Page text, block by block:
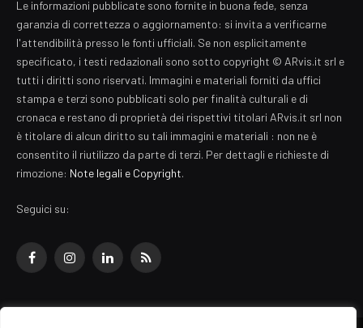
Le informazioni pubblicate sono fornite in buona fede, senza
garanzia di correttezza o aggiornamento: si invita a verificarne
l'attendibilità presso le fonti ufficiali. Se non esplicitamente
specificato, i testi redazionali sono sotto copyright © ARvis.it srl e
tutti i diritti sono riservati. Immagini e materiali forniti da uffici
stampa e terzi sono pubblicati solo per finalità culturali e di
cronaca e restano di proprietà dei rispettivi titolari ARvis.it srl non
è titolare di alcun diritto su tali immagini e materiali : non ne è
consentito il riutilizzo da parte di terzi. Per dettagli e richieste di
rimozione: Note legali e Copyright.
Seguici su:
FacebookInstagramLinkedInRSS